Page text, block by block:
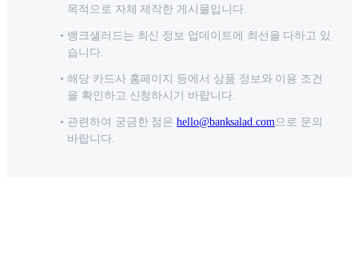
목적으로 자체 제작한 게시물입니다.
뱅크샐러드는 최신 정보 업데이트에 최선을 다하고 있
습니다.
해당 카드사 홈페이지 등에서 상품 정보와 이용 조건
을 확인하고 신청하시기 바랍니다.
관련하여 궁금한 점은 hello@banksalad.com으로 문의
바랍니다.